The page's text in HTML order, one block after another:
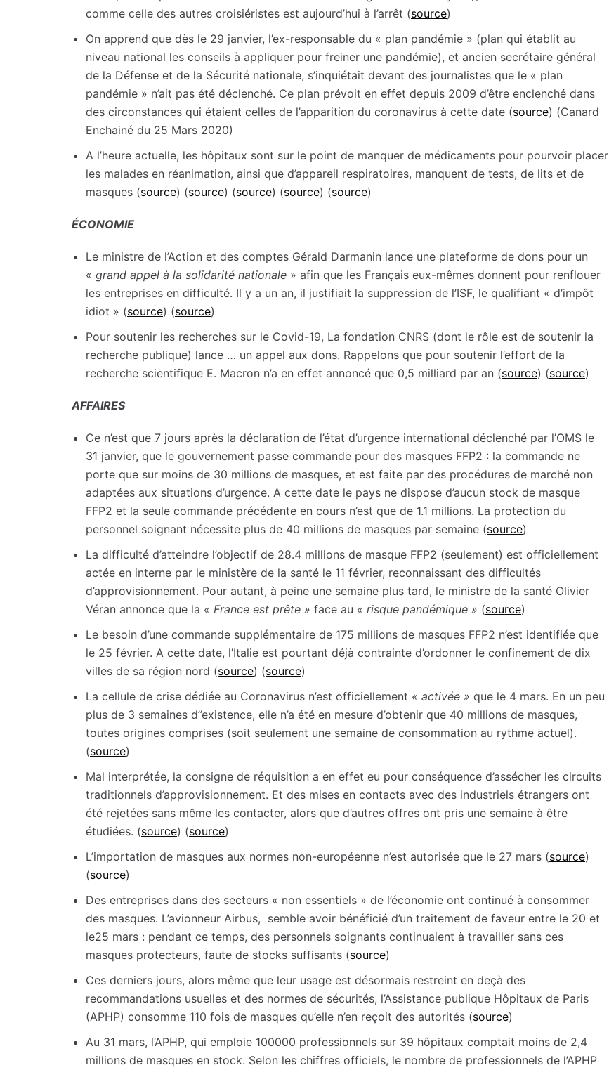
comme celle des autres croisiéristes est aujourd’hui à l’arrêt (source)
On apprend que dès le 29 janvier, l’ex-responsable du « plan pandémie » (plan qui établit au
niveau national les conseils à appliquer pour freiner une pandémie), et ancien secrétaire général
de la Défense et de la Sécurité nationale, s’inquiétait devant des journalistes que le « plan
pandémie » n’ait pas été déclenché. Ce plan prévoit en effet depuis 2009 d’être enclenché dans
des circonstances qui étaient celles de l’apparition du coronavirus à cette date (source) (Canard
Enchainé du 25 Mars 2020)
A l’heure actuelle, les hôpitaux sont sur le point de manquer de médicaments pour pourvoir placer
les malades en réanimation, ainsi que d’appareil respiratoires, manquent de tests, de lits et de
masques (source) (source) (source) (source) (source)
ÉCONOMIE
Le ministre de l’Action et des comptes Gérald Darmanin lance une plateforme de dons pour un
« grand appel à la solidarité nationale » afin que les Français eux-mêmes donnent pour renflouer
les entreprises en difficulté. Il y a un an, il justifiait la suppression de l’ISF, le qualifiant « d’impôt
idiot » (source) (source)
Pour soutenir les recherches sur le Covid-19, La fondation CNRS (dont le rôle est de soutenir la
recherche publique) lance … un appel aux dons. Rappelons que pour soutenir l’effort de la
recherche scientifique E. Macron n’a en effet annoncé que 0,5 milliard par an (source) (source)
AFFAIRES
Ce n’est que 7 jours après la déclaration de l’état d’urgence international déclenché par l’OMS le
31 janvier, que le gouvernement passe commande pour des masques FFP2 : la commande ne
porte que sur moins de 30 millions de masques, et est faite par des procédures de marché non
adaptées aux situations d’urgence. A cette date le pays ne dispose d’aucun stock de masque
FFP2 et la seule commande précédente en cours n’est que de 1.1 millions. La protection du
personnel soignant nécessite plus de 40 millions de masques par semaine (source)
La difficulté d’atteindre l’objectif de 28.4 millions de masque FFP2 (seulement) est officiellement
actée en interne par le ministère de la santé le 11 février, reconnaissant des difficultés
d’approvisionnement. Pour autant, à peine une semaine plus tard, le ministre de la santé Olivier
Véran annonce que la « France est prête » face au « risque pandémique » (source)
Le besoin d’une commande supplémentaire de 175 millions de masques FFP2 n’est identifiée que
le 25 février. A cette date, l’Italie est pourtant déjà contrainte d’ordonner le confinement de dix
villes de sa région nord (source) (source)
La cellule de crise dédiée au Coronavirus n’est officiellement « activée » que le 4 mars. En un peu
plus de 3 semaines d’’existence, elle n’a été en mesure d’obtenir que 40 millions de masques,
toutes origines comprises (soit seulement une semaine de consommation au rythme actuel).
(source)
Mal interprétée, la consigne de réquisition a en effet eu pour conséquence d’assécher les circuits
traditionnels d’approvisionnement. Et des mises en contacts avec des industriels étrangers ont
été rejetées sans même les contacter, alors que d’autres offres ont pris une semaine à être
étudiées. (source) (source)
L’importation de masques aux normes non-européenne n’est autorisée que le 27 mars (source)
(source)
Des entreprises dans des secteurs « non essentiels » de l’économie ont continué à consommer
des masques. L’avionneur Airbus, semble avoir bénéficié d’un traitement de faveur entre le 20 et
le25 mars : pendant ce temps, des personnels soignants continuaient à travailler sans ces
masques protecteurs, faute de stocks suffisants (source)
Ces derniers jours, alors même que leur usage est désormais restreint en deçà des
recommandations usuelles et des normes de sécurités, l’Assistance publique Hôpitaux de Paris
(APHP) consomme 110 fois de masques qu’elle n’en reçoit des autorités (source)
Au 31 mars, l’APHP, qui emploie 100000 professionnels sur 39 hôpitaux comptait moins de 2,4
millions de masques en stock. Selon les chiffres officiels, le nombre de professionnels de l’APHP